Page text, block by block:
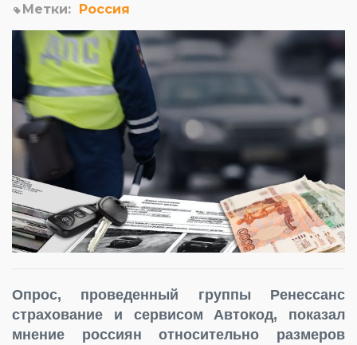
Метки: Россия
Опрос, проведенный группы Ренессанс
страхование и сервисом Автокод, показал
мнение россиян относительно размеров